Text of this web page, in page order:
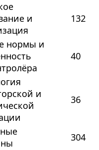
и
132
нормы и
40
и
36
304